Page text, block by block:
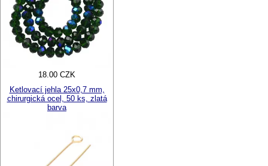
18.00 CZK
Ketlovací jehla 25x0,7 mm,
chirurgická ocel, 50 ks, zlatá
barva